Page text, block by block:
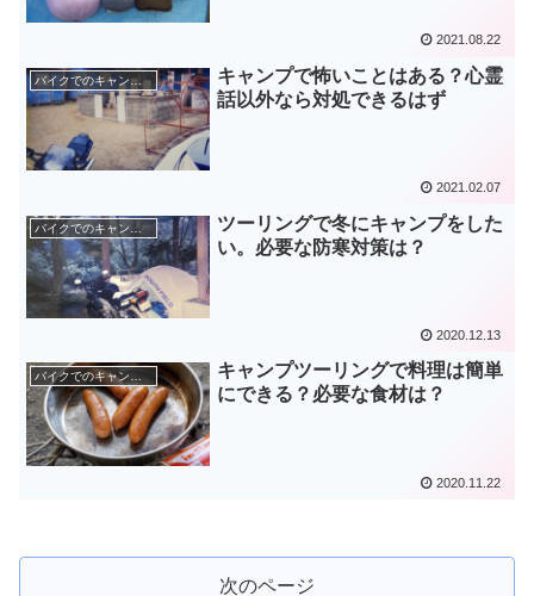
2021.08.22
バイクでのキャンプツーリング
キャンプで怖いことはある？心霊
話以外なら対処できるはず
2021.02.07
バイクでのキャンプツーリング
ツーリングで冬にキャンプをした
い。必要な防寒対策は？
2020.12.13
キャンプツーリングで料理は簡単
にできる？必要な食材は？
2020.11.22
次のページ